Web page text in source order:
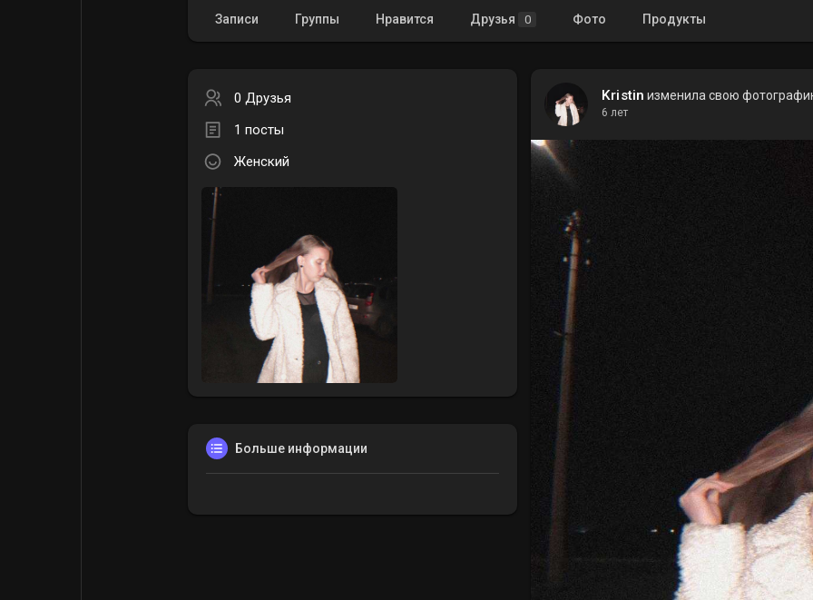
Игры
Краудфандинг
Записи Группы Нравится Друзья 0 Фото Продукты
0 Друзья
1 посты
Женский
Больше информации
Kristin изменила свою
6 лет